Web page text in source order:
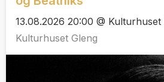
13.08.2026 20:00 @ Kulturhuset
Kulturhuset Gleng